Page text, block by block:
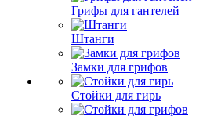
Грифы для гантелей
Штанги
Замки для грифов
Стойки для гирь